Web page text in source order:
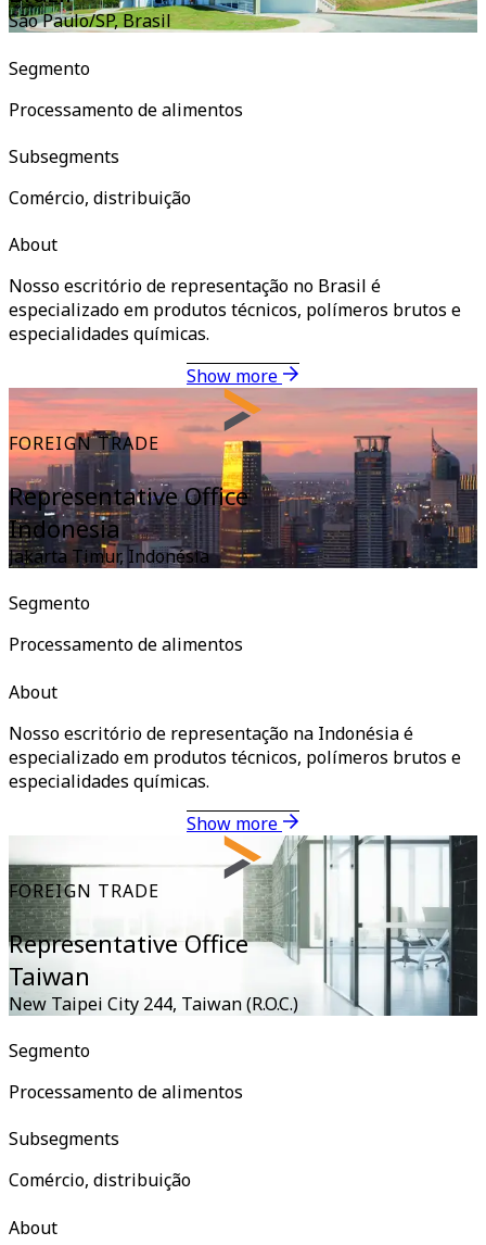
São Paulo/SP,Brasil
Segmento
Processamento de alimentos
Subsegments
Comércio, distribuição
About
Nosso escritório de representação no Brasil é
especializado em produtos técnicos, polímeros brutos e
especialidades químicas.
Show more
FOREIGN TRADE
Representative Office
Indonesia
Jakarta Timur, Indonésia
Segmento
Processamento de alimentos
About
Nosso escritório de representação na Indonésia é
especializado em produtos técnicos, polímeros brutos e
especialidades químicas.
Show more
FOREIGN TRADE
Representative Office
Taiwan
New Taipei City 244, Taiwan (R.O.C.)
Segmento
Processamento de alimentos
Subsegments
Comércio, distribuição
About